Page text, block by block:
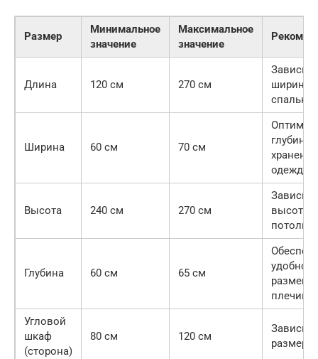
Размер
Минимальное
значение
Максимальное
значение
Длина 120 см 270 см
Зависит
ширины
спальни
Ширина 60 см 70 см
глубина
хранения
одежды
Высота 240 см 270 см
Зависит
высоты
Глубина 60 см 65 см
удобное
Угловой
шкаф
(сторона)
80 см 120 см
Зависит
размера